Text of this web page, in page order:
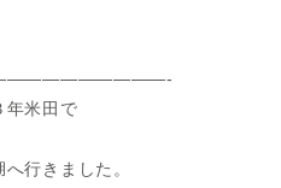
年米田で
行きました。